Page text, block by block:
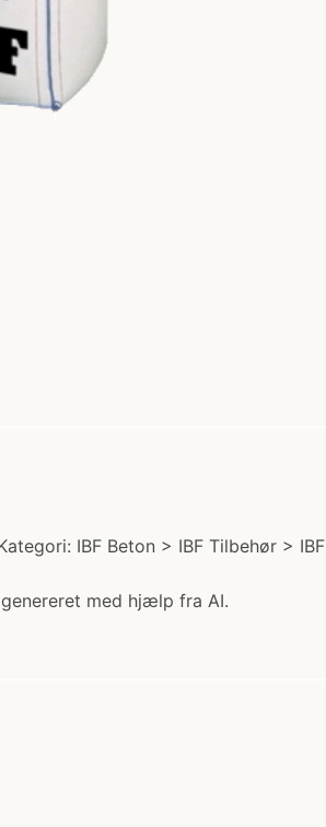
IBF Beton > IBF Tilbehør >
med hjælp fra AI.